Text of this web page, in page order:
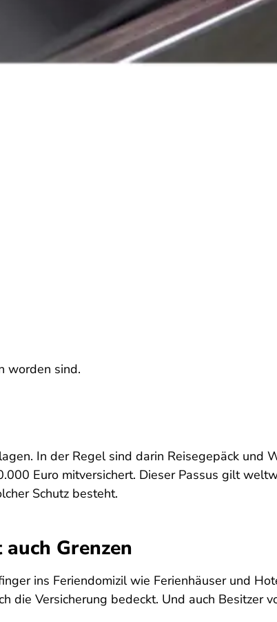
worden sind.
In der Regel sind darin Reisegepäck und
Euro mitversichert. Dieser Passus gilt
Schutz besteht.
Grenzen
ins Feriendomizil wie Ferienhäuser und
die Versicherung bedeckt. Und auch Besitzer